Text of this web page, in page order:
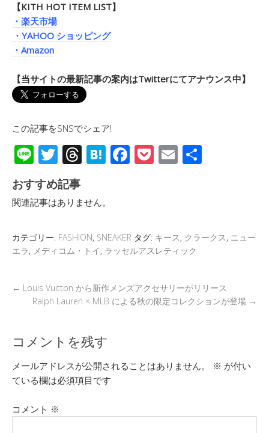
【KITH HOT ITEM LIST】
・楽天市場
・YAHOO ショッピング
・Amazon
【当サイトの最新記事の案内はTwitterにてアナウンス中】
この記事をSNSでシェア!
Li
n
e
T
wi
tt
er
T
hr
e
a
d
s
H
at
a
F
ac
o
o
P
o
E
m
おすすめ記事
関連記事はありません。
カテゴリー: FASHION, SNEAKER タグ: キース, クラークス, ニュー
エラ, メディコム・トイ, ラッセルアスレティック
← Louis Vuitton から新作メンズアクセサリーがリリース
Ralph Lauren × MLB による秋の限定コレクションが登場 →
コメントを残す
メールアドレスが公開されることはありません。 ※ が付い
ている欄は必須項目です
コメント ※